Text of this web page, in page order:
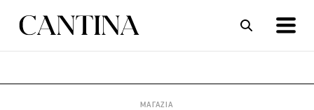
ΜΑΓΑΖΙΑ